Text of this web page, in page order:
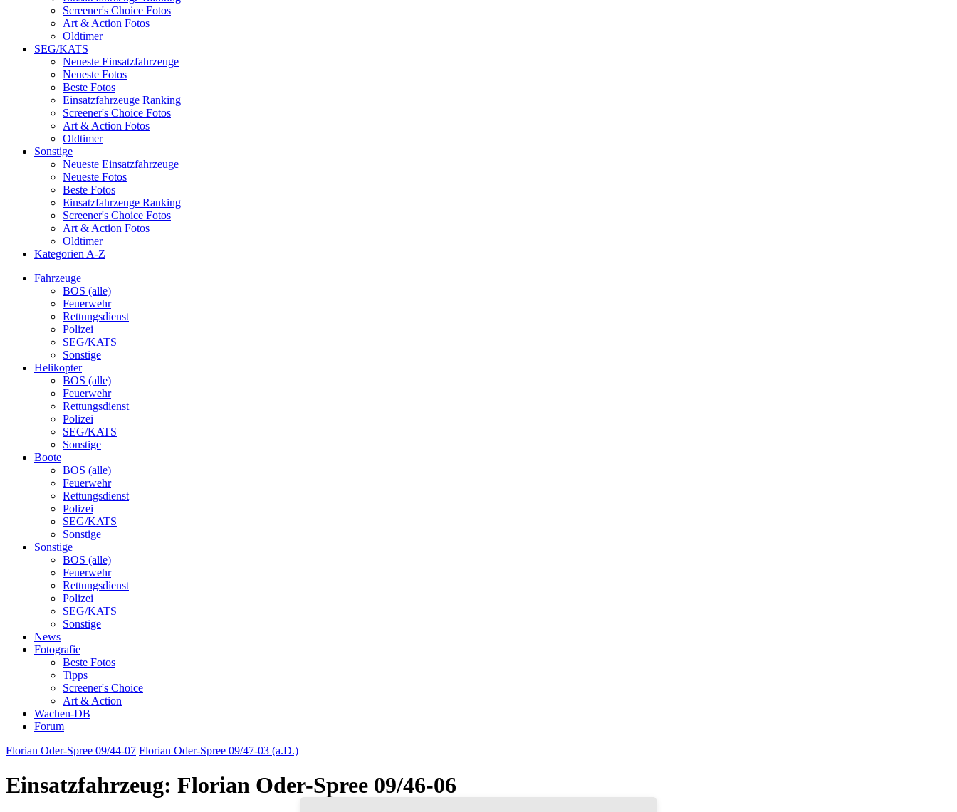
Screener's Choice Fotos
Art & Action Fotos
Oldtimer
SEG/KATS
Neueste Einsatzfahrzeuge
Neueste Fotos
Beste Fotos
Einsatzfahrzeuge Ranking
Screener's Choice Fotos
Art & Action Fotos
Oldtimer
Sonstige
Neueste Einsatzfahrzeuge
Neueste Fotos
Beste Fotos
Einsatzfahrzeuge Ranking
Screener's Choice Fotos
Art & Action Fotos
Oldtimer
Kategorien A-Z
Fahrzeuge
BOS (alle)
Feuerwehr
Rettungsdienst
Polizei
SEG/KATS
Sonstige
Helikopter
BOS (alle)
Feuerwehr
Rettungsdienst
Polizei
SEG/KATS
Sonstige
Boote
BOS (alle)
Feuerwehr
Rettungsdienst
Polizei
SEG/KATS
Sonstige
Sonstige
BOS (alle)
Feuerwehr
Rettungsdienst
Polizei
SEG/KATS
Sonstige
News
Fotografie
Beste Fotos
Tipps
Screener's Choice
Art & Action
Wachen-DB
Forum
Florian Oder-Spree 09/44-07 Florian Oder-Spree 09/47-03 (a.D.)
Einsatzfahrzeug: Florian Oder-Spree 09/46-06